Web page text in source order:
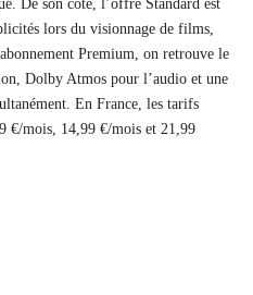
De son côté, l’offre Standard est
lors du visionnage de films,
Premium, on retrouve le
Dolby Atmos pour l’audio et une
En France, les tarifs
€/mois, 14,99 €/mois et 21,99